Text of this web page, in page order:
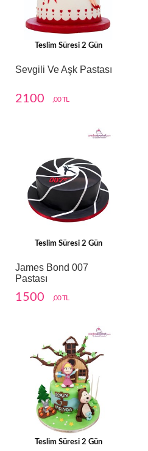
Teslim Süresi 2 Gün
Sevgili Ve Aşk Pastası
2100 ,00 TL
Teslim Süresi 2 Gün
James Bond 007
Pastası
1500 ,00 TL
Teslim Süresi 2 Gün